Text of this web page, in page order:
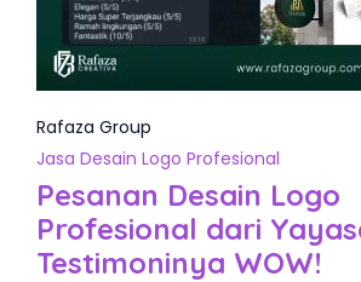
Rafaza Group
Jasa Desain Logo Profesional
Pesanan Desain Logo
Profesional dari
Testimoninya WOW!